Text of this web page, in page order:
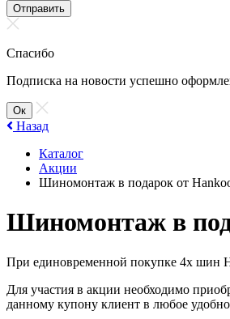
Отправить
Спасибо
Подписка на новости успешно
Ок
Назад
Каталог
Акции
Шиномонтаж в подарок от
Шиномонтаж в
При единовременной покупке 4х шин
Для участия в акции необходимо
данному купону клиент в любое